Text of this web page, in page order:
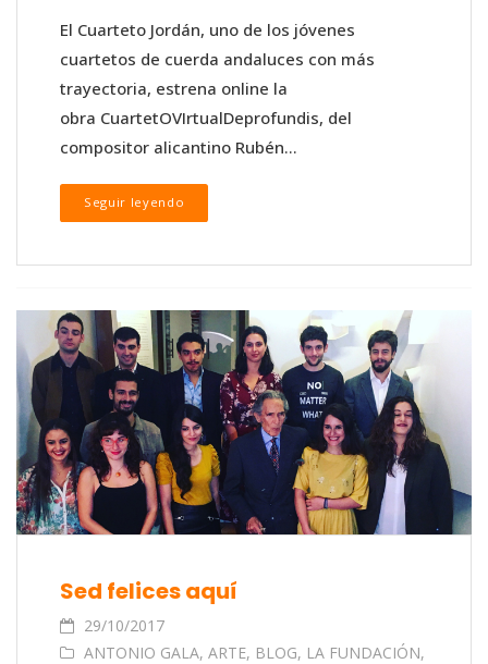
El Cuarteto Jordán, uno de los jóvenes
cuartetos de cuerda andaluces con más
trayectoria, estrena online la
obra CuartetOVIrtualDeprofundis, del
compositor alicantino Rubén...
Seguir leyendo
Sed felices aquí
29/10/2017
ANTONIO GALA, ARTE, BLOG, LA FUNDACIÓN,